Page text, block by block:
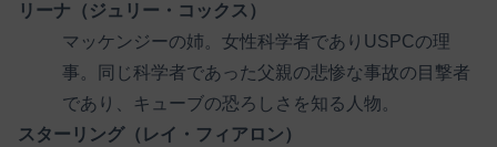
リーナ（ジュリー・コックス）
マッケンジーの姉。女性科学者でありUSPCの理
事。同じ科学者であった父親の悲惨な事故の目撃者
であり、キューブの恐ろしさを知る人物。
スターリング（レイ・フィアロン）